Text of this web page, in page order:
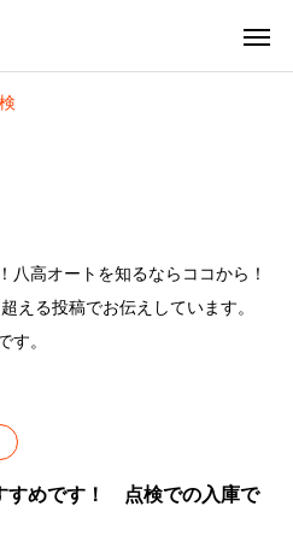
八高オートを知るならココから！
える投稿でお伝えしています。
す。
すめです！ 点検での入庫で